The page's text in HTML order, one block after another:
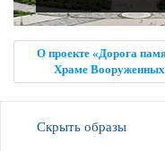
О проекте «Дорога
Храме Вооруженных
Скрыть образы